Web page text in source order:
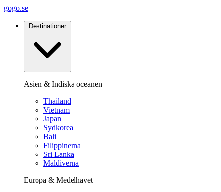
gogo.se
Destinationer
Asien & Indiska oceanen
Thailand
Vietnam
Japan
Sydkorea
Bali
Filippinerna
Sri Lanka
Maldiverna
Europa & Medelhavet